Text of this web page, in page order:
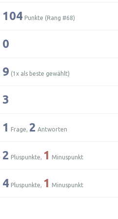
104 Punkte (Rang #68)
0
9 (1x als beste gewählt)
3
1 Frage, 2 Antworten
2 Pluspunkte, 1 Minuspunkt
4 Pluspunkte, 1 Minuspunkt